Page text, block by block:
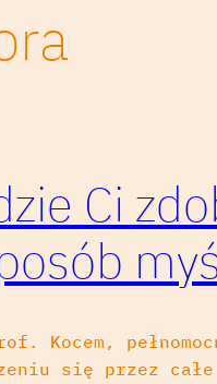
Ci
Kocem,
się przez